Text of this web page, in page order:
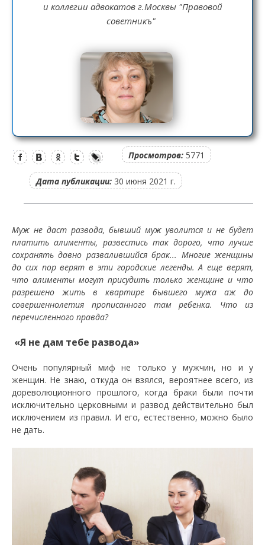
и коллегии адвокатов г.Москвы "Правовой
советникъ"
Просмотров: 5771
Дата публикации: 30 июня 2021 г.
Муж не даст развода, бывший муж уволится и не будет
платить алименты, развестись так дорого, что лучше
сохранять давно развалившийся брак... Многие женщины
до сих пор верят в эти городские легенды. А еще верят,
что алименты могут присудить только женщине и что
разрешено жить в квартире бывшего мужа аж до
совершеннолетия прописанного там ребенка. Что из
перечисленного правда?
«Я не дам тебе развода»
Очень популярный миф не только у мужчин, но и у
женщин. Не знаю, откуда он взялся, вероятнее всего, из
дореволюционного прошлого, когда браки были почти
исключительно церковными и развод действительно был
исключением из правил. И его, естественно, можно было
не дать.